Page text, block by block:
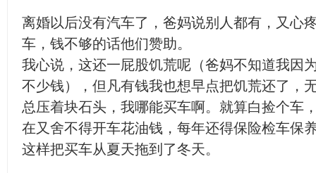
离婚以后没有汽车了，爸妈说别人都有，又心
车，钱不够的话他们赞助。
我心说，这还一屁股饥荒呢（爸妈不知道我因
不少钱），但凡有钱我也想早点把饥荒还了，
总压着块石头，我哪能买车啊。就算白捡个车
在又舍不得开车花油钱，每年还得保险检车保
这样把买车从夏天拖到了冬天。